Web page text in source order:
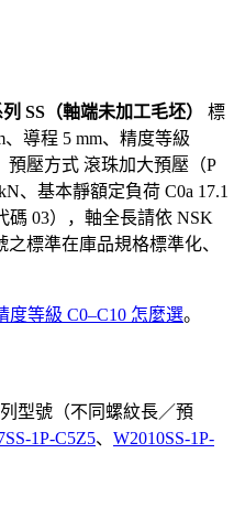
SS（軸端未加工毛坯）
標
導程 5 mm、精度等級
預壓方式 滾珠加大預壓（P
、基本靜額定負荷 C0a 17.1
碼 03），軸全長請依 NSK
標準在庫品規格標準化、
度等級 C0–C10 怎麼選。
型號（不同螺紋長／預
1P-C5Z5、 W2010SS-1P-